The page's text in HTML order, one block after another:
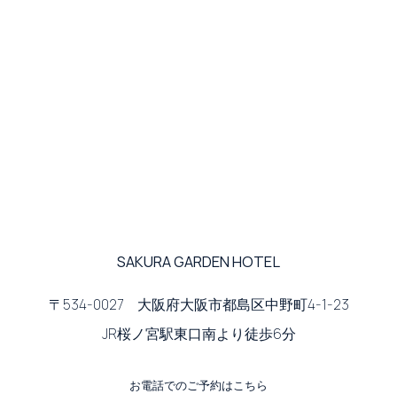
SAKURA GARDEN HOTEL
〒534-0027 大阪府大阪市都島区中野町4-1-23
JR桜ノ宮駅東口南より徒歩6分
お電話でのご予約はこちら